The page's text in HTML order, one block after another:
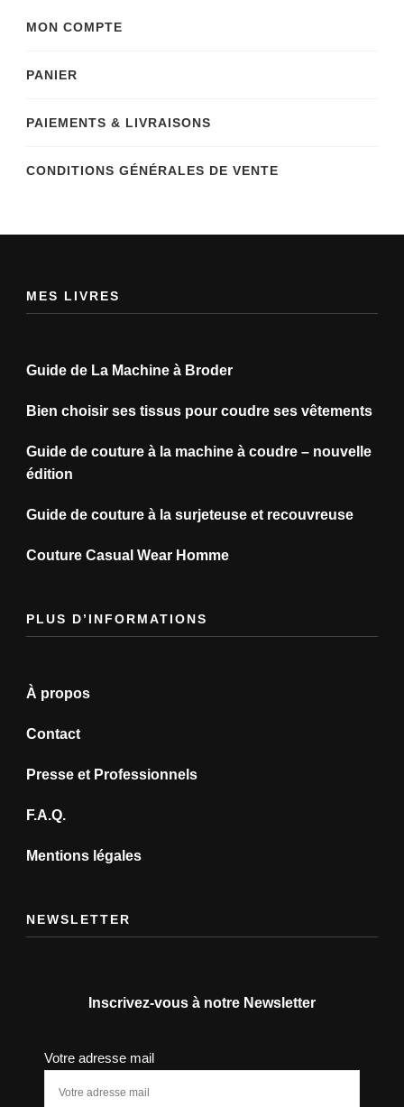
MON COMPTE
PANIER
PAIEMENTS & LIVRAISONS
CONDITIONS GÉNÉRALES DE VENTE
MES LIVRES
Guide de La Machine à Broder
Bien choisir ses tissus pour coudre ses vêtements
Guide de couture à la machine à coudre – nouvelle
édition
Guide de couture à la surjeteuse et recouvreuse
Couture Casual Wear Homme
PLUS D’INFORMATIONS
À propos
Contact
Presse et Professionnels
F.A.Q.
Mentions légales
NEWSLETTER
Inscrivez-vous à notre Newsletter
Votre adresse mail